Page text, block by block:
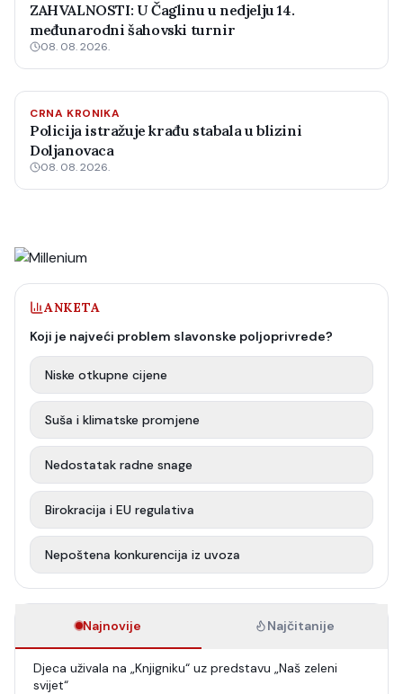
ZAHVALNOSTI: U Čaglinu u nedjelju 14.
međunarodni šahovski turnir
08. 08. 2026.
CRNA KRONIKA
Policija istražuje krađu stabala u blizini
Doljanovaca
08. 08. 2026.
ANKETA
Koji je najveći problem slavonske poljoprivrede?
Niske otkupne cijene
Suša i klimatske promjene
Nedostatak radne snage
Birokracija i EU regulativa
Nepoštena konkurencija iz uvoza
Najnovije Najčitanije
Djeca uživala na „Knjigniku“ uz predstavu „Naš zeleni
svijet“